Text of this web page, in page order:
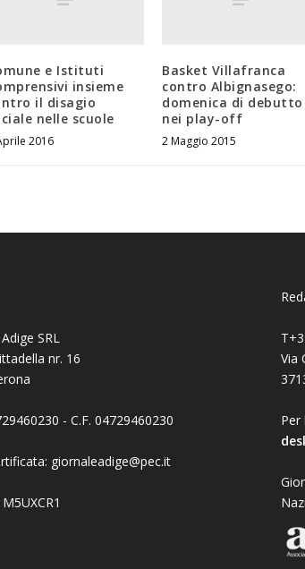
e Istituti
insieme
il disagio
nelle scuole
2016
Basket Villafranca
contro Albignasego:
domenica di debutto
nei play-off
2 Maggio 2015
SRL
nr. 16
- C.F. 04729460230
giornaleadige@pec.it
Via
Per